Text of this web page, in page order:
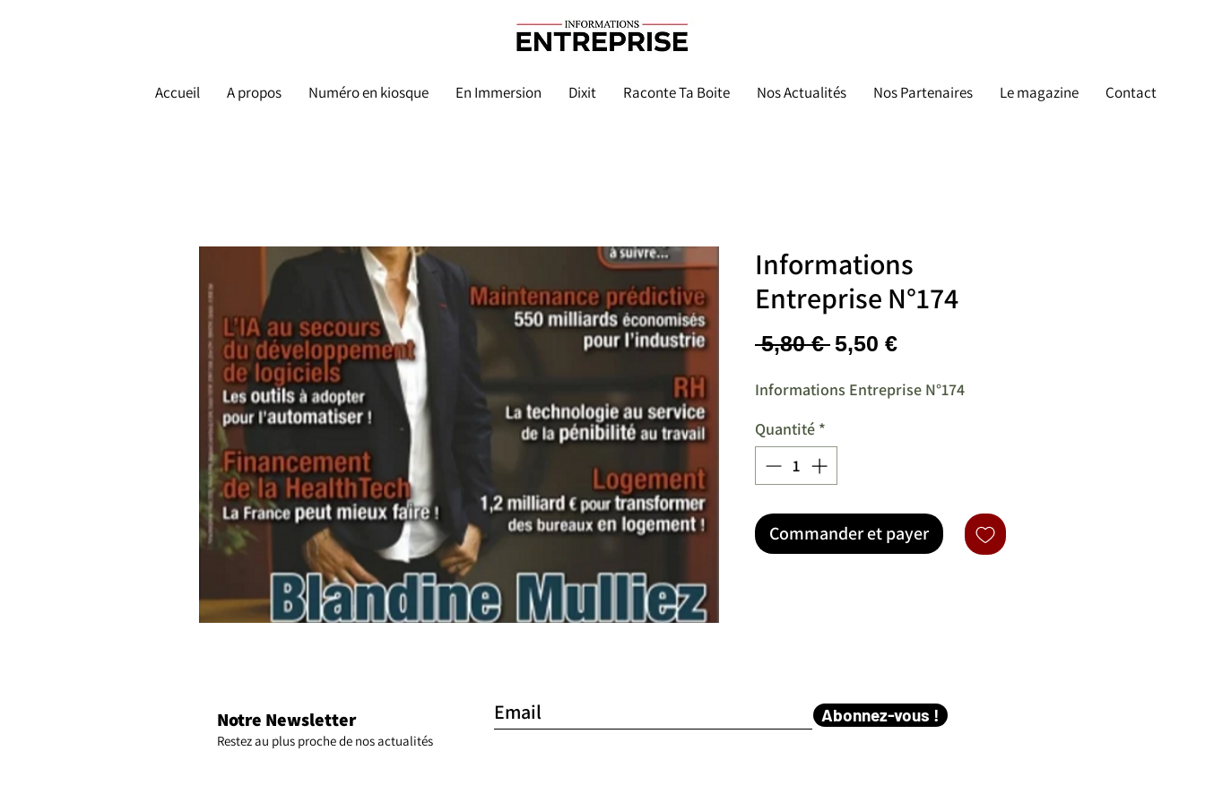
Accueil A propos Numéro en kiosque En Immersion Dixit Raconte Ta Boite Nos Actualités Nos Partenaires Le magazine Contact
Informations
Entreprise N°174
5,80 € Prix
5,50 €Prix
Informations Entreprise N°174
Quantité *
Commander et payer
Notre Newsletter
Restez au plus proche de nos actualités
Abonnez-vous !